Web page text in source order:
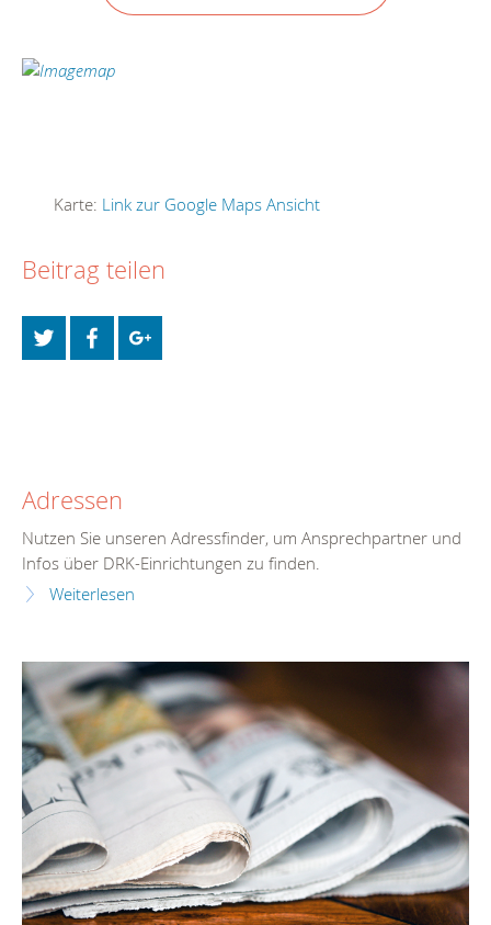
Karte: Link zur Google Maps Ansicht
Beitrag teilen
Adressen
Nutzen Sie unseren Adressfinder, um Ansprechpartner und
Infos über DRK-Einrichtungen zu finden.
Weiterlesen